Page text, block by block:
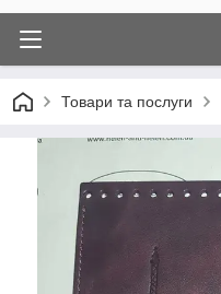
Товари та послуги